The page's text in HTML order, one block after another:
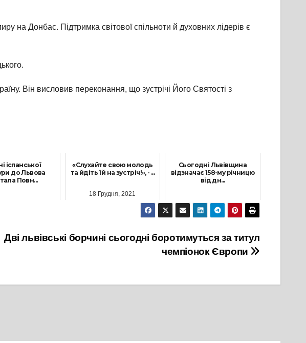
на Донбас. Підтримка світової спільноти й духовних лідерів є
Він висловив переконання, що зустрічі Його Святості з
іспанської
до Львова
Повн...
«Слухайте свою молодь
та йдіть їй на зустріч!», - ...
18 Грудня, 2021
Сьогодні Львівщина
відзначає 158-му річницю
від дн...
3 Червня, 2021
Дві львівські борчині сьогодні боротимуться за титул
чемпіонок Європи